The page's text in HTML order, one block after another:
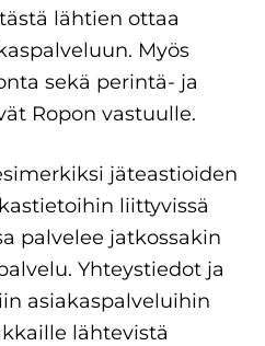
lähtien ottaa
Myös
sekä perintä- ja
Ropon vastuulle.
jäteastioiden
liittyvissä
palvelee jatkossakin
Yhteystiedot ja
asiakaspalveluihin
lähtevistä